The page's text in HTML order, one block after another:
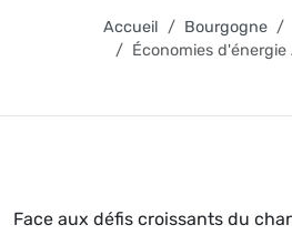
Accueil Bourgogne
Économies d'énergie
Face aux défis croissants du